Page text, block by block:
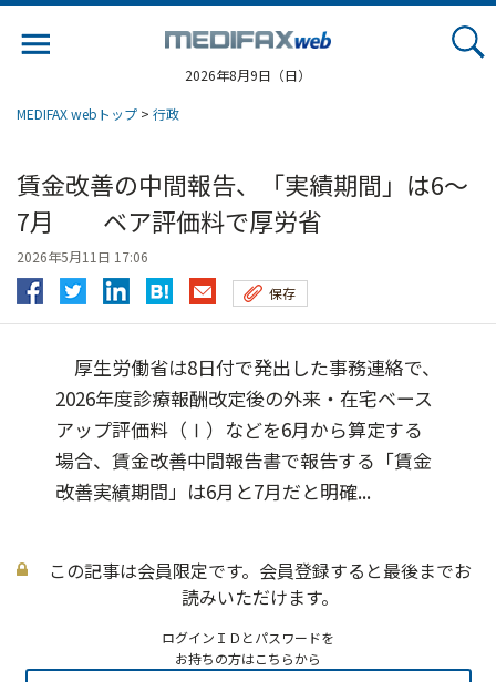
2026年8月9日（日）
MEDIFAX webトップ > 行政
賃金改善の中間報告、「実績期間」は6～
7月 ベア評価料で厚労省
2026年5月11日 17:06
保存
厚生労働省は8日付で発出した事務連絡で、
2026年度診療報酬改定後の外来・在宅ベース
アップ評価料（Ⅰ）などを6月から算定する
場合、賃金改善中間報告書で報告する「賃金
改善実績期間」は6月と7月だと明確...
この記事は会員限定です。会員登録すると最後までお
読みいただけます。
ログインＩＤとパスワードを
お持ちの方はこちらから